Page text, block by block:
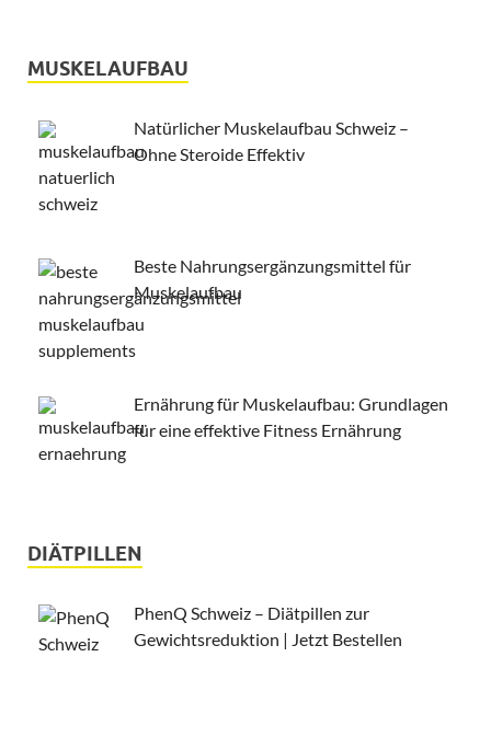
MUSKELAUFBAU
Natürlicher Muskelaufbau Schweiz –
Ohne Steroide Effektiv
Beste Nahrungsergänzungsmittel für
Muskelaufbau
Ernährung für Muskelaufbau: Grundlagen
für eine effektive Fitness Ernährung
DIÄTPILLEN
PhenQ Schweiz – Diätpillen zur
Gewichtsreduktion | Jetzt Bestellen